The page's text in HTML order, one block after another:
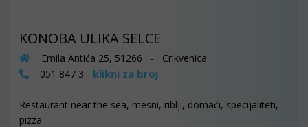
KONOBA ULIKA SELCE
Emila Antića 25, 51266 - Crikvenica
051 847 3... klikni za broj
Restaurant near the sea, mesni, riblji, domaći, specijaliteti,
pizza